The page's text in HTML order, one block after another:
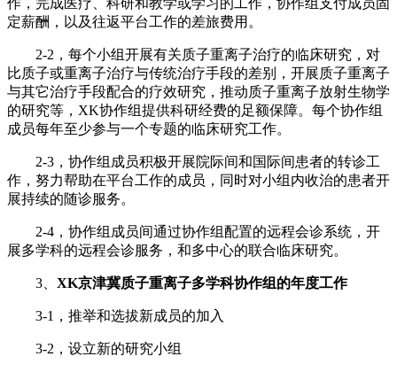
定薪酬，以及往返平台工作的差旅费用。
2-2，每个小组开展有关质子重离子治疗的临床研究，对
比质子或重离子治疗与传统治疗手段的差别，开展质子重离子
与其它治疗手段配合的疗效研究，推动质子重离子放射生物学
的研究等，XK协作组提供科研经费的足额保障。每个协作组
成员每年至少参与一个专题的临床研究工作。
2-3，协作组成员积极开展院际间和国际间患者的转诊工
作，努力帮助在平台工作的成员，同时对小组内收治的患者开
展持续的随诊服务。
2-4，协作组成员间通过协作组配置的远程会诊系统，开
展多学科的远程会诊服务，和多中心的联合临床研究。
3、 XK京津冀质子重离子多学科协作组的年度工作
3-1，推举和选拔新成员的加入
3-2，设立新的研究小组